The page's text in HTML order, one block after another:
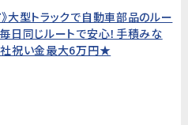
大型トラックで自動車部品のルー
毎日同じルートで安心！手積みな
社祝い金最大6万円★